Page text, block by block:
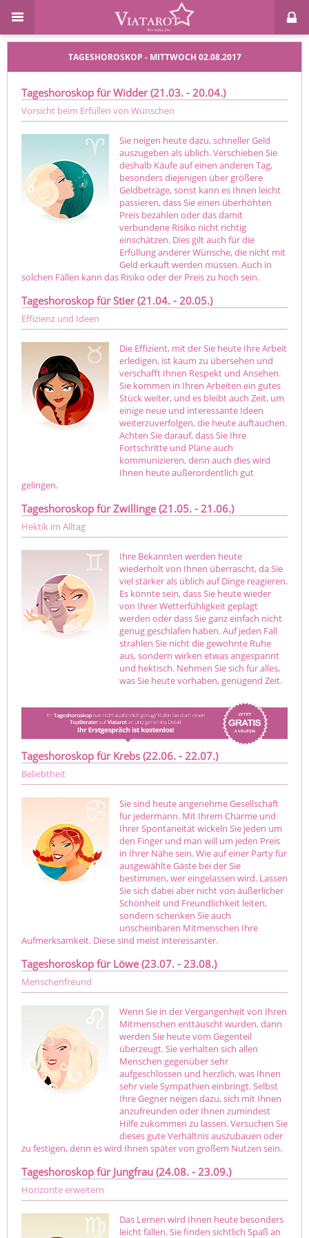
TAGESHOROSKOP - MITTWOCH 02.08.2017
Tageshoroskop für Widder (21.03. - 20.04.)
Vorsicht beim Erfüllen von Wünschen
Sie neigen heute dazu, schneller Geld
auszugeben als üblich. Verschieben Sie
deshalb Käufe auf einen anderen Tag,
besonders diejenigen über größere
Geldbeträge, sonst kann es Ihnen leicht
passieren, dass Sie einen überhöhten
Preis bezahlen oder das damit
verbundene Risiko nicht richtig
einschätzen. Dies gilt auch für die
Erfüllung anderer Wünsche, die nicht mit
Geld erkauft werden müssen. Auch in
solchen Fällen kann das Risiko oder der Preis zu hoch sein.
Tageshoroskop für Stier (21.04. - 20.05.)
Effizienz und Ideen
Die Effizient, mit der Sie heute Ihre Arbeit
erledigen, ist kaum zu übersehen und
verschafft Ihnen Respekt und Ansehen.
Sie kommen in Ihren Arbeiten ein gutes
Stück weiter, und es bleibt auch Zeit, um
einige neue und interessante Ideen
weiterzuverfolgen, die heute auftauchen.
Achten Sie darauf, dass Sie Ihre
Fortschritte und Pläne auch
kommunizieren, denn auch dies wird
Ihnen heute außerordentlich gut
gelingen.
Tageshoroskop für Zwillinge (21.05. - 21.06.)
Hektik im Alltag
Ihre Bekannten werden heute
wiederholt von Ihnen überrascht, da Sie
viel stärker als üblich auf Dinge reagieren.
Es könnte sein, dass Sie heute wieder
von Ihrer Wetterfühligkeit geplagt
werden oder dass Sie ganz einfach nicht
genug geschlafen haben. Auf jeden Fall
strahlen Sie nicht die gewohnte Ruhe
aus, sondern wirken etwas angespannt
und hektisch. Nehmen Sie sich für alles,
was Sie heute vorhaben, genügend Zeit.
Tageshoroskop für Krebs (22.06. - 22.07.)
Beliebtheit
Sie sind heute angenehme Gesellschaft
für jedermann. Mit Ihrem Charme und
Ihrer Spontaneität wickeln Sie jeden um
den Finger und man will um jeden Preis
in Ihrer Nähe sein. Wie auf einer Party für
ausgewählte Gäste bei der Sie
bestimmen, wer eingelassen wird. Lassen
Sie sich dabei aber nicht von äußerlicher
Schönheit und Freundlichkeit leiten,
sondern schenken Sie auch
unscheinbaren Mitmenschen Ihre
Aufmerksamkeit. Diese sind meist interessanter.
Tageshoroskop für Löwe (23.07. - 23.08.)
Menschenfreund
Wenn Sie in der Vergangenheit von Ihren
Mitmenschen enttäuscht wurden, dann
werden Sie heute vom Gegenteil
überzeugt. Sie verhalten sich allen
Menschen gegenüber sehr
aufgeschlossen und herzlich, was Ihnen
sehr viele Sympathien einbringt. Selbst
Ihre Gegner neigen dazu, sich mit Ihnen
anzufreunden oder Ihnen zumindest
Hilfe zukommen zu lassen. Versuchen Sie
dieses gute Verhältnis auszubauen oder
zu festigen, denn es wird Ihnen später von großem Nutzen sein.
Tageshoroskop für Jungfrau (24.08. - 23.09.)
Horizonte erweitern
Das Lernen wird Ihnen heute besonders
leicht fallen. Sie finden sichtlich Spaß an